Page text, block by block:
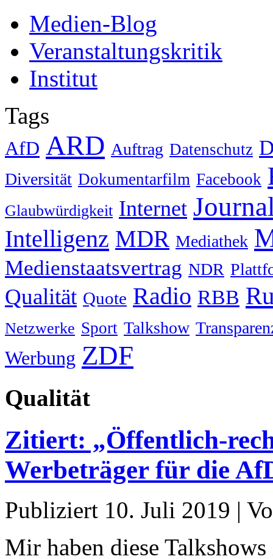
Medien-Blog
Veranstaltungskritik
Institut
Tags
AfD ARD Auftrag Datenschutz
Diversität Dokumentarfilm Facebook
Glaubwürdigkeit Internet
Intelligenz MDR Mediathek
Medienstaatsvertrag NDR
Qualität Quote Radio RBB
Netzwerke Sport Talkshow
Werbung ZDF
Qualität
Zitiert: „Öffentlich-
Werbeträger für die
Publiziert 10. Juli 2019 |
Mir haben diese